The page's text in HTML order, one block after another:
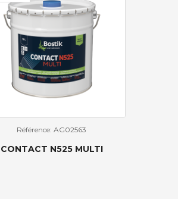
Référence: AG02563
CONTACT N525 MULTI